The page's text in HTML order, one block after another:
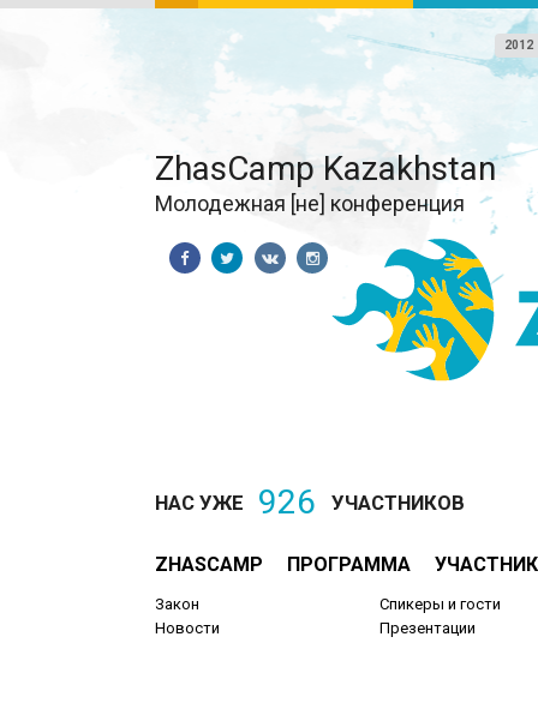
2012
ZhasCamp Kazakhstan
Молодежная [не] конференция
НАС УЖЕ 926 УЧАСТНИКОВ
ZHASCAMP ПРОГРАММА
Закон
Новости
Спикеры и гости
Презентации